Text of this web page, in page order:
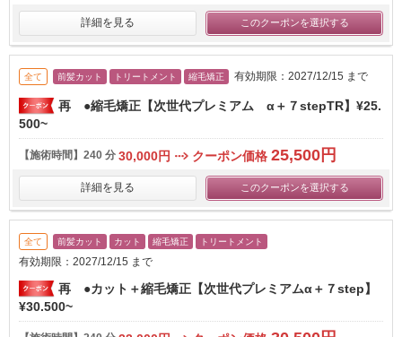
詳細を見る このクーポンを選択する
全て 前髪カット トリートメント 縮毛矯正 有効期限：2027/12/15 まで
再 ●縮毛矯正【次世代プレミアム α＋７stepTR】​¥25.
500~
【施術時間】 240 分 30,000円 クーポン価格 25,500円
詳細を見る このクーポンを選択する
全て 前髪カット カット 縮毛矯正 トリートメント
有効期限：2027/12/15 まで
再 ●カット＋縮毛矯正【次世代プレミアムα＋７step】
¥30.500~